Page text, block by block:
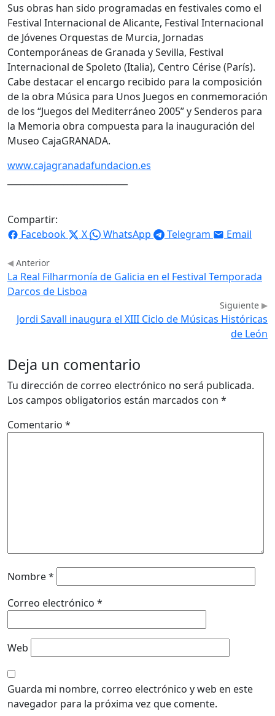
Sus obras han sido programadas en festivales como el
Festival Internacional de Alicante, Festival Internacional
de Jóvenes Orquestas de Murcia, Jornadas
Contemporáneas de Granada y Sevilla, Festival
Internacional de Spoleto (Italia), Centro Cérise (París).
Cabe destacar el encargo recibido para la composición
de la obra Música para Unos Juegos en conmemoración
de los “Juegos del Mediterráneo 2005” y Senderos para
la Memoria obra compuesta para la inauguración del
Museo CajaGRANADA.
www.cajagranadafundacion.es
Compartir:
Facebook
X WhatsApp Telegram Email
Anterior
La Real Filharmonía de Galicia en el Festival Temporada
Darcos de Lisboa
Siguiente
Jordi Savall inaugura el XIII Ciclo de Músicas Históricas
de León
Deja un comentario
Tu dirección de correo electrónico no será publicada.
Los campos obligatorios están marcados con *
Comentario *
Nombre*
Correo electrónico *
Web
Guarda mi nombre, correo electrónico y web en este
navegador para la próxima vez que comente.